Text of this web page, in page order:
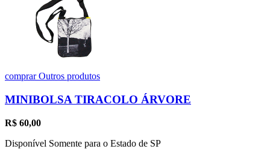
comprarOutros produtos
MINIBOLSA TIRACOLO ÁRVORE
R$ 60,00
Disponível Somente para o Estado de SP